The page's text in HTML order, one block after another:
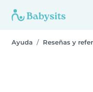
Ayuda Reseñas y